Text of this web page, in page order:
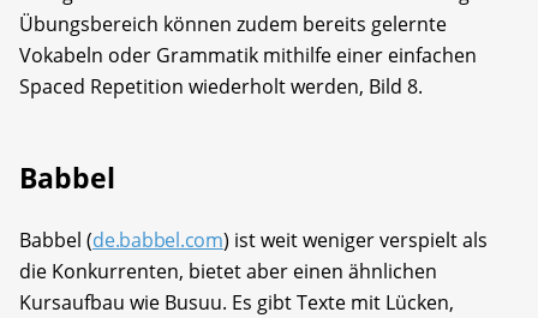
Übungsbereich können zudem bereits gelernte
Vokabeln oder Grammatik mithilfe einer einfachen
Spaced Repetition wiederholt werden, Bild 8.
Babbel
Babbel (de.babbel.com) ist weit weniger verspielt als
die Konkurrenten, bietet aber einen ähnlichen
Kursaufbau wie Busuu. Es gibt Texte mit Lücken,